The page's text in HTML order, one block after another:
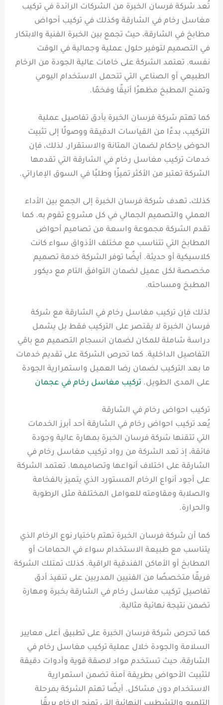
تُعد شركة فرسان الخبرة من الشركات الرائدة في تركيب
مغاسل رخام في الشارقة وكذلك في تركيب أحواض
مطابخ في الشارقة، حيث تجمع بين الخبرة الفنية والابتكار
في التصميم لتوفير حلول عملية وجمالية في الوقت
نفسه. تعتمد الشركة على خامات عالية الجودة من الرخام
الطبيعي أو الصناعي التي تتحمل الاستخدام اليومي
وتمنح المطبخ مظهرًا أنيقًا وفخمًا.
كما تهتم شركة فرسان الخبرة بأدق تفاصيل عملية
التركيب، بدءًا من القياسات الدقيقة ووصولًا إلى تثبيت
الحوض بإحكام لضمان المتانة والاستقرار. لذلك، فإن
خدمات تركيب مغاسل رخام في الشارقة التي تقدمها
الشركة تعتبر من الأكثر تميزًا وطلبًا في السوق الإماراتي.
كذلك، تهدف شركة فرسان الخبرة إلى الجمع بين الأداء
العملي والتصميم الجمالي في كل مشروع تقوم به. كما
تقدم الشركة مجموعة واسعة من تصاميم أحواض
المطابخ التي تتناسب مع مختلف الأذواق سواء كانت
كلاسيكية أو حديثة. أيضًا توفر الشركة خدمة تصميم
مخصصة لكل عميل لضمان التوافق التام مع ديكور
المطبخ ومساحته.
لذلك فإن تركيب مغاسل رخام في الشارقة مع شركة
فرسان الخبرة لا يقتصر على التركيب فقط بل يشمل
دراسة شاملة للمكان لضمان انسجام التصميم مع باقي
التفاصيل الداخلية. كما تحرص الشركة على تقديم خدمات
ما بعد التركيب لضمان رضا العميل واستمرارية الجودة
على المدى الطويل. تركيب مغاسل رخام في عجمان
تركيب احواض رخام في الشارقة
يُعد تركيب احواض رخام في الشارقة أحد أبرز الخدمات
التي تتقنها شركة فرسان الخبرة بمهارة عالية وجودة
فائقة، إذ تعد الشركة من رواد تركيب مغاسل رخام في
الشارقة على اختلاف أنواعها وتصاميمها. تعتمد الشركة
على أجود أنواع الرخام المستورد الذي يتميز بالفخامة
والصلابة ومقاومته للعوامل المختلفة مثل الرطوبة
والحرارة.
كما أن شركة فرسان الخبرة تهتم باختيار نوع الرخام الذي
يتناسب مع طبيعة الاستخدام سواء في الحمامات أو
المطابخ أو الأماكن الفندقية الراقية. كذلك تمتلك الشركة
فريقًا متخصصًا من الفنيين المدربين على تنفيذ أدق
تفاصيل تركيب مغاسل رخام في الشارقة بخبرة ومهارة
تضمن نتيجة نهائية مثالية.
كما تحرص شركة فرسان الخبرة على تطبيق أعلى معايير
السلامة والجودة خلال عملية تركيب مغاسل رخام في
الشارقة، حيث تستخدم مواد لاصقة قوية وأدوات دقيقة
لتثبيت الأحواض بطريقة آمنة تضمن استمرارية
الاستخدام دون مشاكل. أيضًا تهتم الشركة بمرحلة